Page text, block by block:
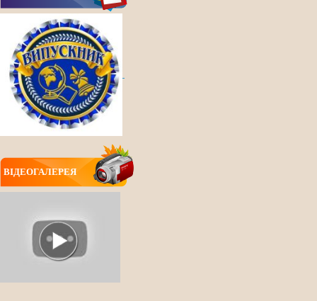
ВIДЕОГАЛЕРЕЯ